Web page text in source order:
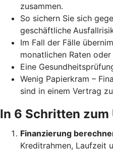
zusammen.
So sichern Sie sich
geschäftliche
Im Fall der Fälle
monatlichen Raten
Eine
Wenig Papierkram –
sind in einem Vertrag
In 6 Schritten
Finanzierung
Kreditrahmen, Laufzeit